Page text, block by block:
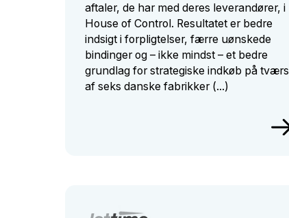
aftaler, de har med deres leverandører, i
House of Control. Resultatet er bedre
indsigt i forpligtelser, færre uønskede
bindinger og – ikke mindst – et bedre
grundlag for strategiske indkøb på tværs
af seks danske fabrikker (...)